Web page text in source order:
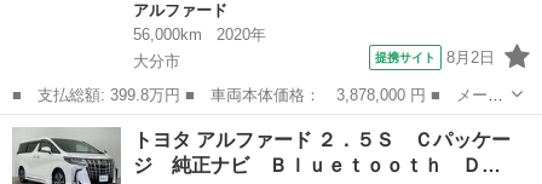
アルファード
56,000km
2020年
大分市
提携サイト 8月2日
■ 支払総額: 399.8万円 ■ 車両本体価格： 3,878,000 円 ■ メーカ
ー名： トヨタ ■ 車種名： アルファード ■ グレード名： ２．
５Ｓ Ｃパッケージ 純正９インチディスプレイオーディオ（ナビ／
ＦＭ／Ａ...
大分 大分市 アルファード
トヨタ アルファード ２．５Ｓ Ｃパッケー
ジ 純正ナビ Ｂｌｕｅｔｏｏｔｈ Ｄ…